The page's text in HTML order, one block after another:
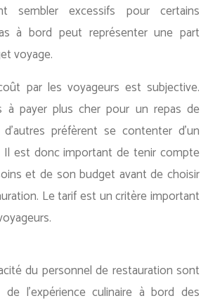
sembler excessifs pour certains
à bord peut représenter une part
voyage.
par les voyageurs est subjective.
à payer plus cher pour un repas de
préfèrent se contenter d’un
Il est donc important de tenir compte
et de son budget avant de choisir
Le tarif est un critère important
du personnel de restauration sont
l’expérience culinaire à bord des